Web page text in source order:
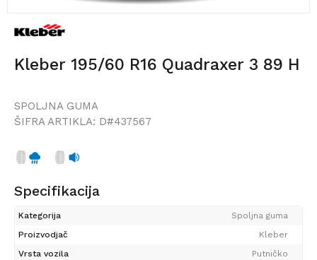
Kleber 195/60 R16 Quadraxer 3 89 H
SPOLJNA GUMA
ŠIFRA ARTIKLA: D#437567
Specifikacija
Kategorija
Spoljna guma
Proizvodjač
Kleber
Vrsta vozila
Putničko